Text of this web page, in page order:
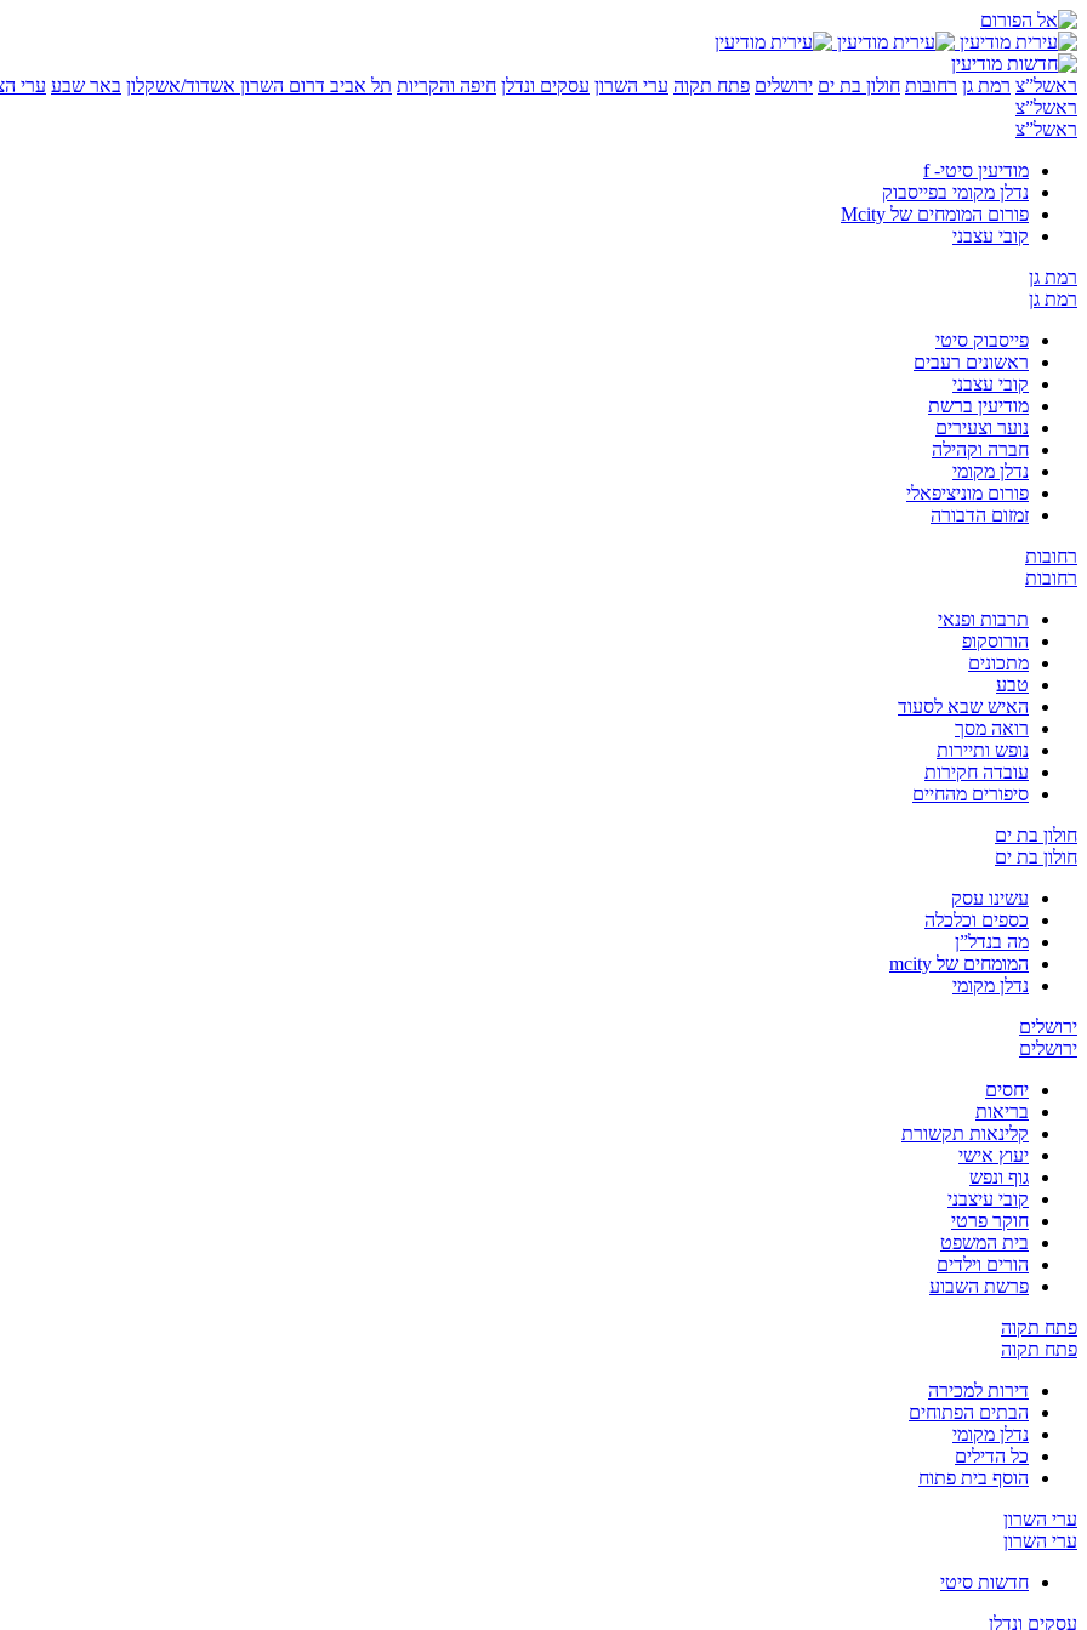
ראשל”צ רמת גן רחובות חולון בת ים ירושלים פתח תקוה ערי השרון עסקים ונדלן חיפה והקריות תל אביב דרום השרון אשדוד/אשקלון באר שבע ערי
ראשל”צ
ראשל”צ
מודיעין סיטי- f
נדלן מקומי בפייסבוק
פורום המומחים של Mcity
קובי עצבני
רמת גן
רמת גן
פייסבוק סיטי
ראשונים רעבים
קובי עצבני
מודיעין ברשת
נוער וצעירים
חברה וקהילה
נדלן מקומי
פורום מוניציפאלי
זמזום הדבורה
רחובות
רחובות
תרבות ופנאי
הורוסקופ
מתכונים
טבע
האיש שבא לסעוד
רואה מסך
נופש ותיירות
עובדה חקירות
סיפורים מהחיים
חולון בת ים
חולון בת ים
עשינו עסק
כספים וכלכלה
מה בנדל”ן
המומחים של mcity
נדלן מקומי
ירושלים
ירושלים
יחסים
בריאות
קלינאות תקשורת
יעוץ אישי
גוף ונפש
קובי עיצבני
חוקר פרטי
בית המשפט
הורים וילדים
פרשת השבוע
פתח תקוה
פתח תקוה
דירות למכירה
הבתים הפתוחים
נדלן מקומי
כל הדילים
הוסף בית פתוח
ערי השרון
ערי השרון
חדשות סיטי
עסקים ונדלן